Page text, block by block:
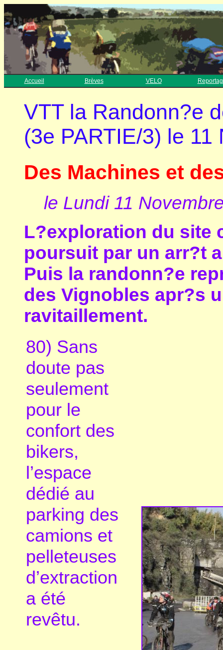
Accueil Brèves VELO
VTT la Randonn?e
(3e PARTIE/3) le 11
Des Machines et
le Lundi 11
L?exploration du site
poursuit par un arr?t
Puis la randonn?e
des Vignobles apr?s
ravitaillement.
80) Sans
doute pas
seulement
pour le
confort des
bikers,
l’espace
dédié au
parking des
camions et
pelleteuses
d’extraction
a été
revêtu.